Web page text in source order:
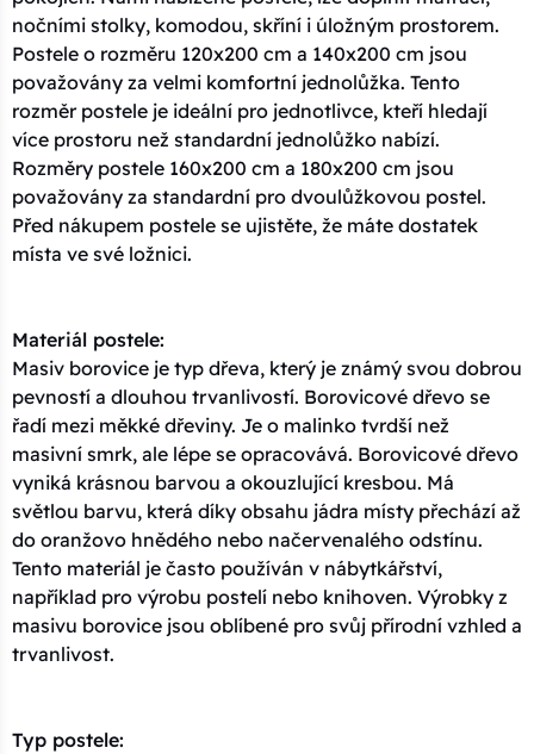
nočními stolky, komodou, skříní i úložným prostorem.
Postele o rozměru 120x200 cm a 140x200 cm jsou
považovány za velmi komfortní jednolůžka. Tento
rozměr postele je ideální pro jednotlivce, kteří hledají
více prostoru než standardní jednolůžko nabízí.
Rozměry postele 160x200 cm a 180x200 cm jsou
považovány za standardní pro dvoulůžkovou postel.
Před nákupem postele se ujistěte, že máte dostatek
místa ve své ložnici.
Materiál postele:
Masiv borovice je typ dřeva, který je známý svou dobrou
pevností a dlouhou trvanlivostí. Borovicové dřevo se
řadí mezi měkké dřeviny. Je o malinko tvrdší než
masivní smrk, ale lépe se opracovává. Borovicové dřevo
vyniká krásnou barvou a okouzlující kresbou. Má
světlou barvu, která díky obsahu jádra místy přechází až
do oranžovo hnědého nebo načervenalého odstínu.
Tento materiál je často používán v nábytkářství,
například pro výrobu postelí nebo knihoven. Výrobky z
masivu borovice jsou oblíbené pro svůj přírodní vzhled a
trvanlivost.
Typ postele: